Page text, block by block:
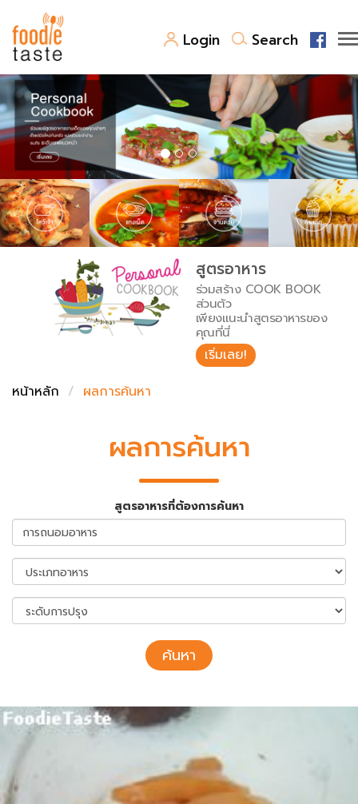
Login Search
สูตรอาหาร
สูตรอาหารล่าสุด
Top Foodie
พาไปชิม
สารพันก้นครัว
เคล็ดลับน่ารู้
เปรียบเทียบหน่วยการตวง
เปรียบเทียบอุณหภูมิ
เปรียบเทียบน้ำหนักวัตถุดิบ
FoodPedia
สร้าง Cookbook
สูตรอาหาร
ร่วมสร้าง COOK BOOK
ส่วนตัว
เพียงแนะนำสูตรอาหารของ
คุณที่นี่
เริ่มเลย!
หน้าหลัก
ผลการค้นหา
ผลการค้นหา
สูตรอาหารที่ต้องการค้นหา
ค้นหา